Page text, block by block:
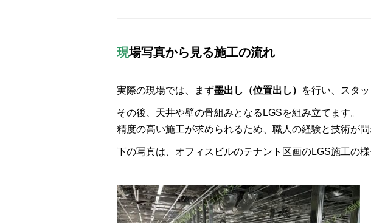
現場写真から見る施工の流れ
実際の現場では、まず墨出し（位置出し） を行い、スタ
その後、天井や壁の骨組みとなるLGSを組み立てます。
精度の高い施工が求められるため、職人の経験と技術が問
下の写真は、オフィスビルのテナント区画のLGS施工の様